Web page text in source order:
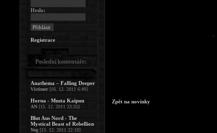
Zpět na novinky
Heslo:
Registrace
Poslední komentáře:
Anathema – Falling Deeper
Victimer[16. 12. 2011 6:49]
Horna - Musta Kaipuu
AN [15. 12. 2011 23:35]
Blut Aus Nord - The
Mystical Beast of Rebellion
Neg [15. 12. 2011 22:18]